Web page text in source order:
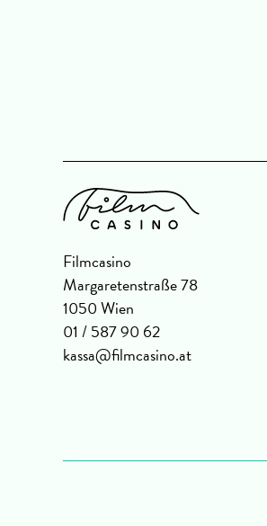
Filmcasino
Margaretenstraße 78
1050 Wien
01 / 587 90 62
kassa@filmcasino.at